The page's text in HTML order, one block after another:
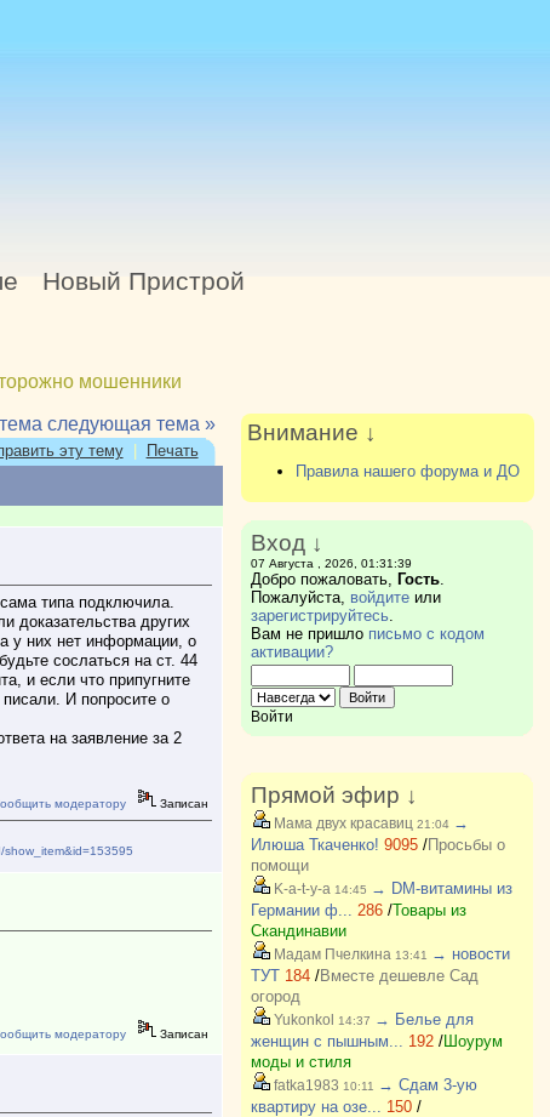
Новый Пристрой
мошенники
следующая тема »
эту тему| Печать
типа подключила.
доказательства других
у них нет информации, о
сослаться на ст. 44
и если что припугните
И попросите о
на заявление за 2
модератору Записан
модератору Записан
Внимание ↓
Правила нашего форума и ДО
Вход ↓
07 Августа , 2026, 01:31:39
Добро пожаловать, Гость.
Пожалуйста, войдитеили
зарегистрируйтесь.
Вам не пришло письмо с кодом
активации?
Войти
Прямой эфир ↓
Мама двух красавиц 21:04 →
Илюша Ткаченко! 9095/Просьбы о
помощи
K-a-t-y-a 14:45 → DM-витамины из
Германии ф... 286/Товары из
Скандинавии
Мадам Пчелкина 13:41
→ новости
ТУТ 184/Вместе дешевле Сад
огород
Yukonkol 14:37 → Белье для
женщин с пышным... 192/Шоурум
моды и стиля
fatka1983 10:11
→ Сдам 3-ую
квартиру на озе... 150/